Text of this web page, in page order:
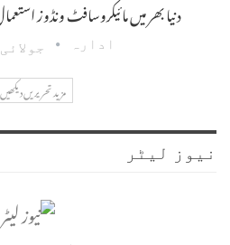
دنیا بھر میں مائیکروسافٹ ونڈوز
ادارہ جولائی 20، 2024
مزید تحریریں دیکھیں
نیوز لیٹر